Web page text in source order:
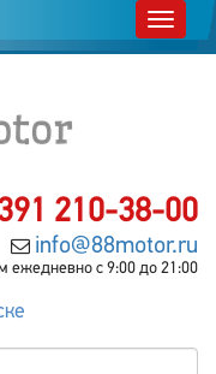
210-38-00
info@88motor.ru
ежедневно с 9:00 до 21:00